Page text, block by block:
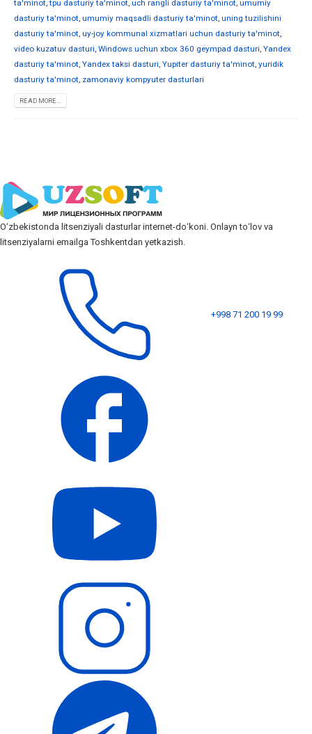
ta'minot,tpu dasturiy ta'minot, uch rangli dasturiy ta'minot, umumiy
dasturiy ta'minot, umumiy maqsadli dasturiy ta'minot, uning tuzilishini
dasturiy ta'minot, uy-joy kommunal xizmatlari uchun dasturiy ta'minot,
video kuzatuv dasturi, Windows uchun xbox 360 geympad dasturi, Yandex
dasturiy ta'minot, Yandex taksi dasturi, Yupiter dasturiy ta'minot, yuridik
dasturiy ta'minot, zamonaviy kompyuter dasturlari
READ MORE...
Oʻzbekistonda litsenziyali dasturlar internet-doʻkoni. Onlayn toʻlov va
litsenziyalarni emailga Toshkentdan yetkazish.
+998 71 200 19 99